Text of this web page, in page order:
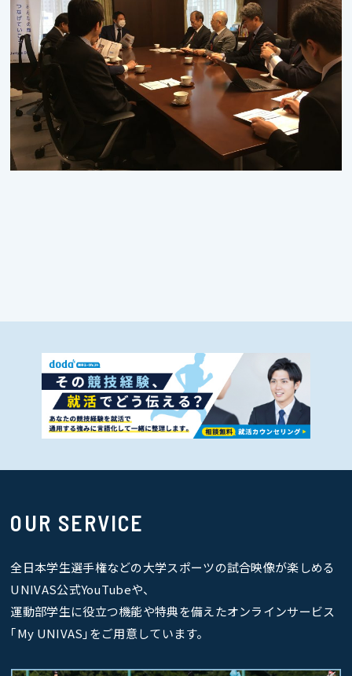
OUR SERVICE
全日本学生選手権などの大学スポーツの試合映像が楽しめる
UNIVAS公式YouTubeや、
運動部学生に役立つ機能や特典を備えたオンラインサービス
｢My UNIVAS｣をご用意しています。